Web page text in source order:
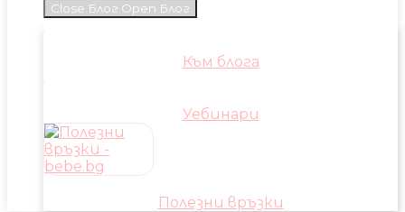
Close Блог Open Блог
Към блога
Уебинари
Полезни връзки